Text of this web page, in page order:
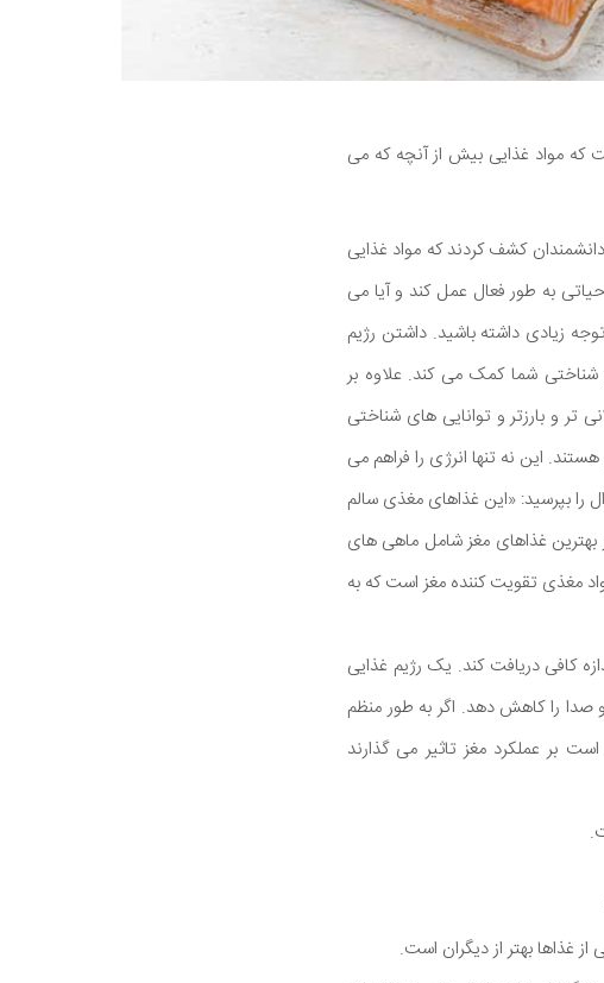
که مواد غذایی بیش از آنچه که می
کشف کردند که مواد غذایی
به طور فعال عمل کند و آیا می
زیادی داشته باشید. داشتن رژیم
شناختی شما کمک می کند. علاوه بر
و بارزتر و توانایی های شناختی
این نه تنها انرژی را فراهم می
بپرسید: «این غذاهای مغذی سالم
غذاهای مغز شامل ماهی های
مغذی تقویت کننده مغز است که به
کافی دریافت کند. یک رژیم غذایی
صدا را کاهش دهد. اگر به طور منظم
بر عملکرد مغز تاثیر می گذارند
غذاها بهتر از دیگران است.